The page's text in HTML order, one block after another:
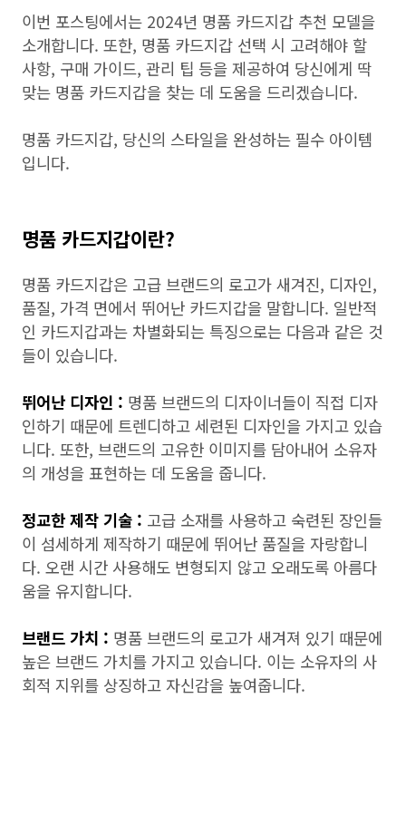
이번 포스팅에서는 2024년 명품 카드지갑 추천 모델을
소개합니다. 또한, 명품 카드지갑 선택 시 고려해야 할
사항, 구매 가이드, 관리 팁 등을 제공하여 당신에게 딱
맞는 명품 카드지갑을 찾는 데 도움을 드리겠습니다.
명품 카드지갑, 당신의 스타일을 완성하는 필수 아이템
입니다.
명품 카드지갑이란?
명품 카드지갑은 고급 브랜드의 로고가 새겨진, 디자인,
품질, 가격 면에서 뛰어난 카드지갑을 말합니다. 일반적
인 카드지갑과는 차별화되는 특징으로는 다음과 같은 것
들이 있습니다.
뛰어난 디자인 : 명품 브랜드의 디자이너들이 직접 디자
인하기 때문에 트렌디하고 세련된 디자인을 가지고 있습
니다. 또한, 브랜드의 고유한 이미지를 담아내어 소유자
의 개성을 표현하는 데 도움을 줍니다.
정교한 제작 기술 : 고급 소재를 사용하고 숙련된 장인들
이 섬세하게 제작하기 때문에 뛰어난 품질을 자랑합니
다. 오랜 시간 사용해도 변형되지 않고 오래도록 아름다
움을 유지합니다.
브랜드 가치 : 명품 브랜드의 로고가 새겨져 있기 때문에
높은 브랜드 가치를 가지고 있습니다. 이는 소유자의 사
회적 지위를 상징하고 자신감을 높여줍니다.